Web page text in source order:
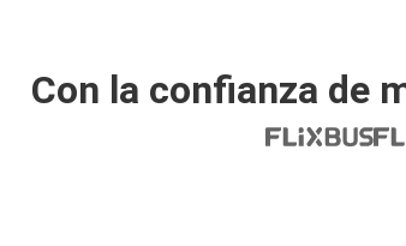
Con la confianza de